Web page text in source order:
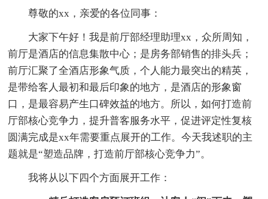
尊敬的xx，亲爱的各位同事：
大家下午好！我是前厅部经理助理xx，众所周知，
前厅是酒店的信息集散中心；是房务部销售的排头兵；
前厅汇聚了全酒店形象气质，个人能力最突出的精英，
是带给客人最初和最后印象的地方，是酒店的形象窗
口，是最容易产生口碑效益的地方。所以，如何打造前
厅部核心竞争力，提升普客服务水平，促进评定性复核
圆满完成是xx年需要重点展开的工作。今天我述职的主
题就是“塑造品牌，打造前厅部核心竞争力”。
我将从以下四个方面展开工作：